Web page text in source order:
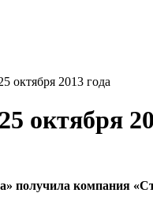
октября 2013 года
октября
получила компания